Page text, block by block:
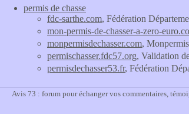
permis de chasse
fdc-sarthe.com, Fédération
mon-permis-de-chasser-a-zero-
monpermisdechasser.com,
permischasser.fdc57.org, Validation
permisdechasser53.fr, Fédération
Avis 73 : forum pour échanger vos commentaires,